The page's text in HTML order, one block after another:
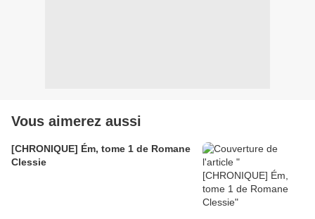
Vous aimerez aussi
[CHRONIQUE] Ém, tome 1 de Romane
Clessie